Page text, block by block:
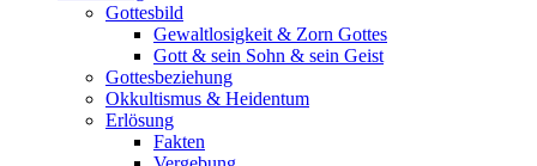
Gottesbild
Gewaltlosigkeit & Zorn Gottes
Gott & sein Sohn & sein Geist
Gottesbeziehung
Okkultismus & Heidentum
Erlösung
Fakten